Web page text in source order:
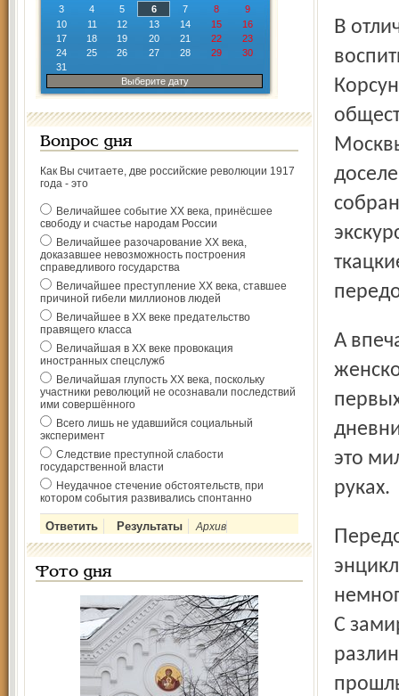
3
4 5 6 7 8
9
10
11 12 13 14 15
16
17
18 19 20 21 22
23
24
25 26 27 28 29
30
31
Выберите дату
Вопрос дня
Как Вы считаете, две российские революции 1917
года - это
Величайшее событие ХХ века, принёсшее
свободу и счастье народам России
Величайшее разочарование ХХ века,
доказавшее невозможность построения
справедливого государства
Величайшее преступление ХХ века, ставшее
причиной гибели миллионов людей
Величайшее в ХХ веке предательство
правящего класса
Величайшая в ХХ веке провокация
иностранных спецслужб
Величайшая глупость ХХ века, поскольку
участники революций не осознавали последствий
ими совершённого
Всего лишь не удавшийся социальный
эксперимент
Следствие преступной слабости
государственной власти
Неудачное стечение обстоятельств, при
котором события развивались спонтанно
Архив
Фото дня
В отличие от иных женских учебных заведений,
А впечатления о процессе получения «просвещённого
это
руках.
Передо мной книжица толщиной с Большую советскую
С